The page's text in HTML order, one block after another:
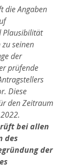
die Angaben
Plausibilität
seinen
der
prüfende
Diese
den Zeitraum
bei allen
des
der